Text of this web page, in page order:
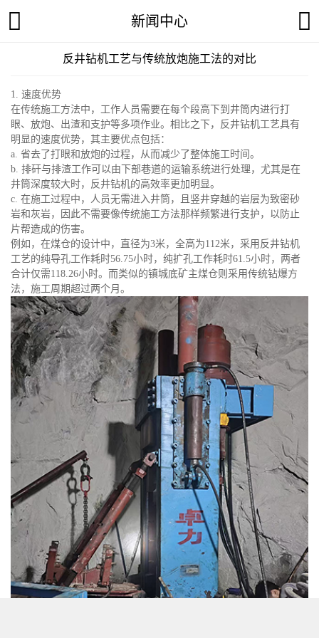
新闻中心
反井钻机工艺与传统放炮施工法的对比
1. 速度优势
在传统施工方法中，工作人员需要在每个段高下到井筒内进行打
眼、放炮、出渣和支护等多项作业。相比之下，反井钻机工艺具有
明显的速度优势，其主要优点包括：
a. 省去了打眼和放炮的过程，从而减少了整体施工时间。
b. 排矸与排渣工作可以由下部巷道的运输系统进行处理，尤其是在
井筒深度较大时，反井钻机的高效率更加明显。
c. 在施工过程中，人员无需进入井筒，且竖井穿越的岩层为致密砂
岩和灰岩，因此不需要像传统施工方法那样频繁进行支护，以防止
片帮造成的伤害。
例如，在煤仓的设计中，直径为3米，全高为112米，采用反井钻机
工艺的纯导孔工作耗时56.75小时，纯扩孔工作耗时61.5小时，两者
合计仅需118.26小时。而类似的镇城底矿主煤仓则采用传统钻爆方
法，施工周期超过两个月。